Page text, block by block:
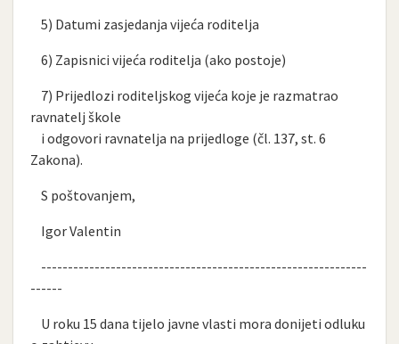
5) Datumi zasjedanja vijeća roditelja
6) Zapisnici vijeća roditelja (ako postoje)
7) Prijedlozi roditeljskog vijeća koje je razmatrao
ravnatelj škole
i odgovori ravnatelja na prijedloge (čl. 137, st. 6
Zakona).
S poštovanjem,
Igor Valentin
-------------------------------------------------------------
------
U roku 15 dana tijelo javne vlasti mora donijeti odluku